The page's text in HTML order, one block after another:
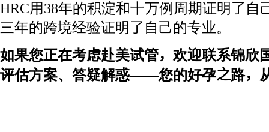
HRC用38年的积淀和十万例周期证明了自
三年的跨境经验证明了自己的专业。
如果您正在考虑赴美试管，欢迎联系锦欣
评估方案、答疑解惑——您的好孕之路，